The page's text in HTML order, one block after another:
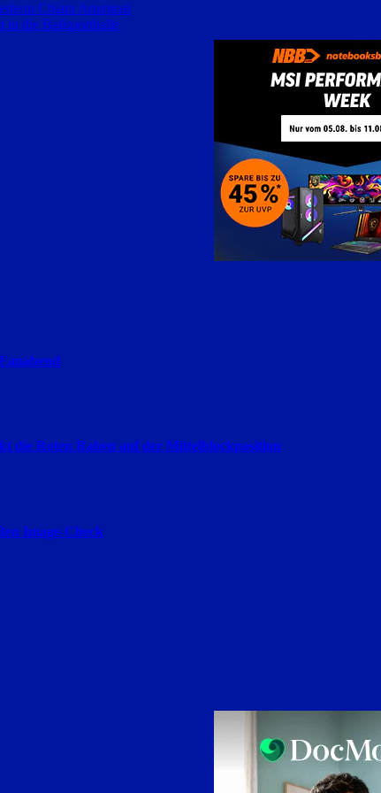
Chiara Ammirati
in die Ballsporthalle
die Roten Raben auf der Mittelblockposition
Image-Check